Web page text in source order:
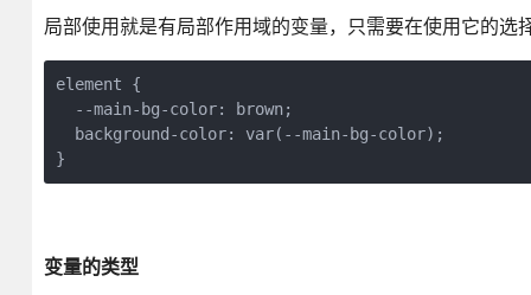
局部使用就是有局部作用域的变量，只需要在使用它的选
element {
  --main-bg-color: brown;
  background-color: var(--main-bg-color);
}
变量的类型